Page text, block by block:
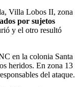
Villa Lobos II, zona
por sujetos
y el otro resultó
en la colonia Santa
heridos. En zona 13
del ataque.